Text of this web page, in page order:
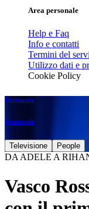
Area personale
Help e Faq
Info e contatti
Termini del
Utilizzo dati e
Cookie Policy
Spettacolo
Spettacolo
Televisione People
DA ADELE A
Vasco